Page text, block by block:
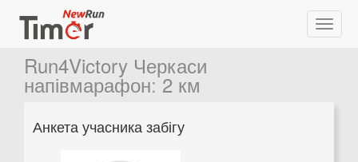
Run4Victory Черкаси
напівмарафон:2 км
Анкета учасника забігу